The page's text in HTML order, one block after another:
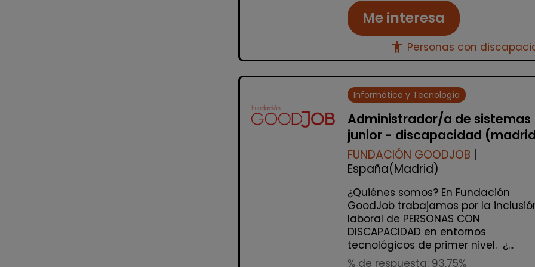
Me interesa
accessibility_new Personas con
Informática y Tecnología
Administrador/a de sistemas
junior - discapacidad
FUNDACIÓN GOODJOB
España(Madrid)
¿Quiénes somos? En Fundación
GoodJob trabajamos por la
laboral de PERSONAS CON
DISCAPACIDAD en entornos
tecnológicos de primer nivel. ¿...
% de respuesta: 93,75%